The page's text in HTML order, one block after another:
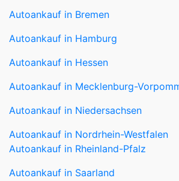
Autoankauf in Bremen
Autoankauf in Hamburg
Autoankauf in Hessen
Autoankauf in Mecklenburg-
Autoankauf in Niedersachsen
Autoankauf in Nordrhein-Westfalen
Autoankauf in Rheinland-Pfalz
Autoankauf in Saarland